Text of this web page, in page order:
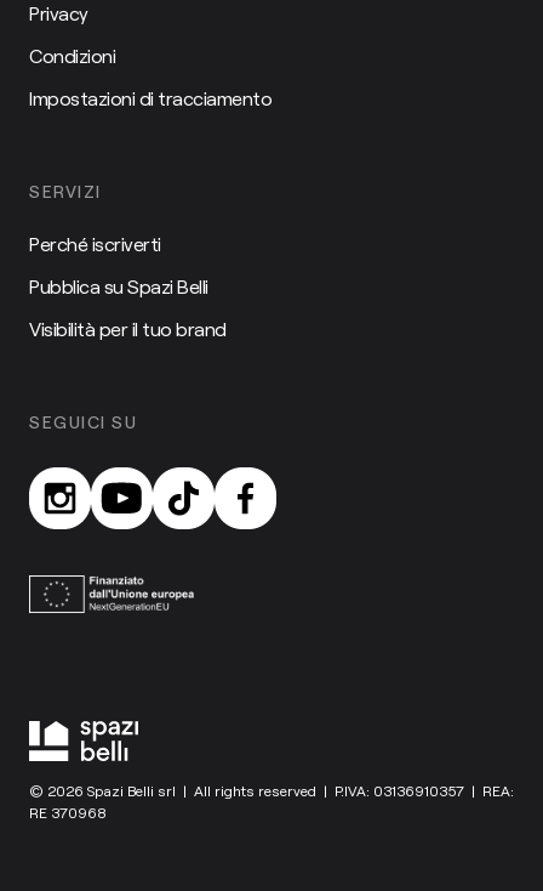
Privacy
Condizioni
Impostazioni di tracciamento
SERVIZI
Perché iscriverti
Pubblica su Spazi Belli
Visibilità per il tuo brand
SEGUICI SU
© 2026 Spazi Belli srl | All rights reserved | P.IVA: 03136910357 | REA:
RE 370968